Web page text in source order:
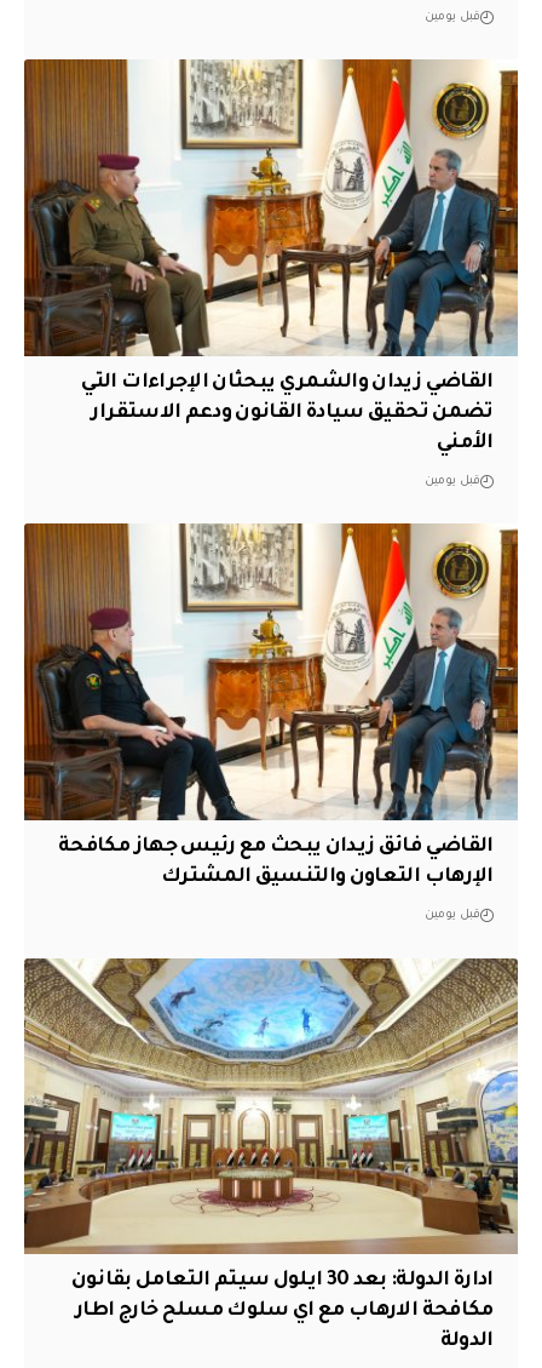
قبل يومين
القاضي زيدان والشمري يبحثان الإجراءات التي
تضمن تحقيق سيادة القانون ودعم الاستقرار
الأمني
قبل يومين
القاضي فائق زيدان يبحث مع رئيس جهاز مكافحة
الإرهاب التعاون والتنسيق المشترك
قبل يومين
ادارة الدولة: بعد 30 ايلول سيتم التعامل بقانون
مكافحة الارهاب مع اي سلوك مسلح خارج اطار
الدولة